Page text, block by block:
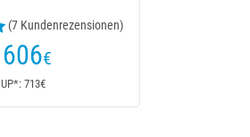
(7 Kundenrezensionen)
606€
UP*: 713€